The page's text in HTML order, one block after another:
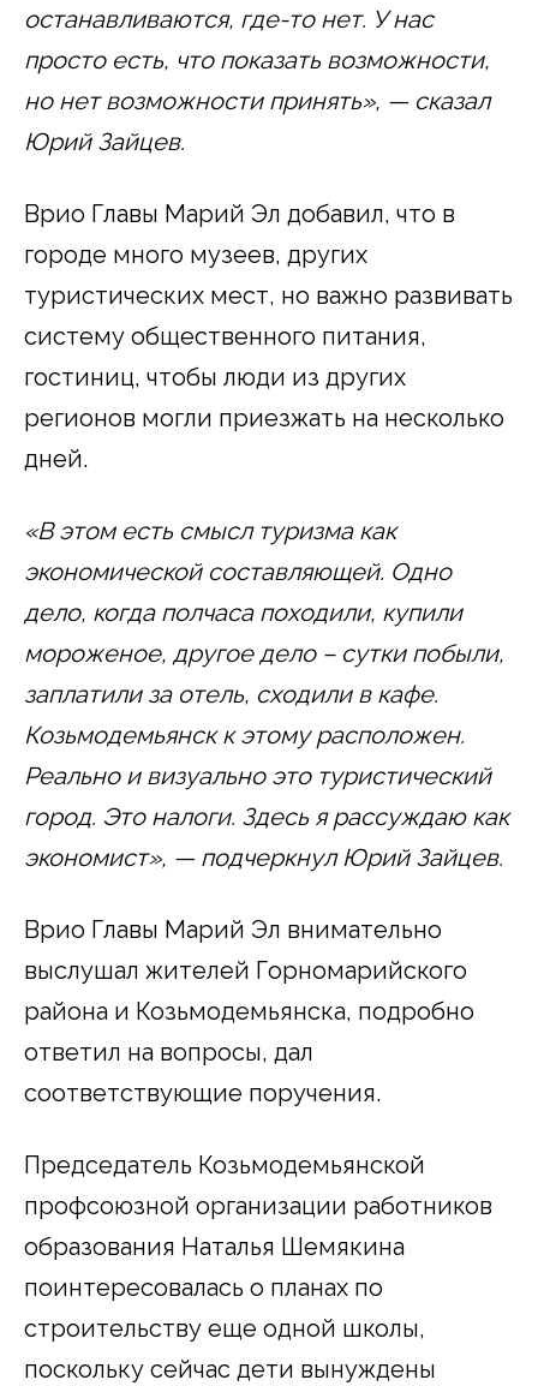
останавливаются, где-то нет. У нас
просто есть, что показать возможности,
но нет возможности принять», — сказал
Юрий Зайцев.
Врио Главы Марий Эл добавил, что в
городе много музеев, других
туристических мест, но важно развивать
систему общественного питания,
гостиниц, чтобы люди из других
регионов могли приезжать на несколько
дней.
«В этом есть смысл туризма как
экономической составляющей. Одно
дело, когда полчаса походили, купили
мороженое, другое дело – сутки побыли,
заплатили за отель, сходили в кафе.
Козьмодемьянск к этому расположен.
Реально и визуально это туристический
город. Это налоги. Здесь я рассуждаю как
экономист», — подчеркнул Юрий Зайцев.
Врио Главы Марий Эл внимательно
выслушал жителей Горномарийского
района и Козьмодемьянска, подробно
ответил на вопросы, дал
соответствующие поручения.
Председатель Козьмодемьянской
профсоюзной организации работников
образования Наталья Шемякина
поинтересовалась о планах по
строительству еще одной школы,
поскольку сейчас дети вынуждены